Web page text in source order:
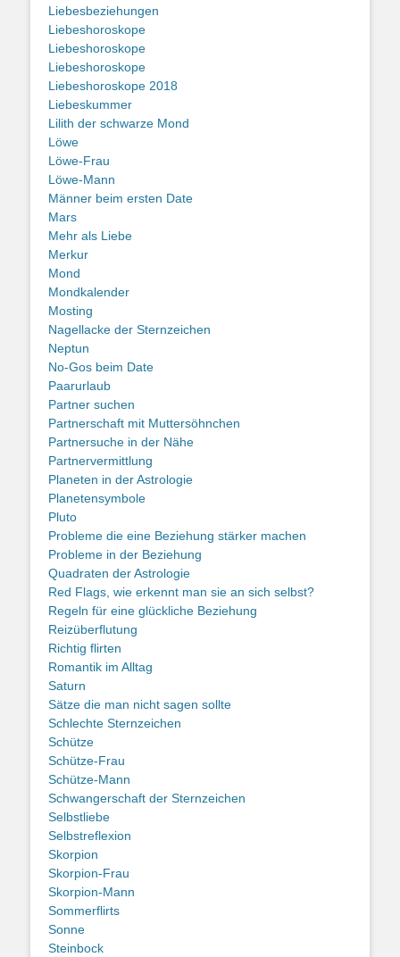
Liebesbeziehungen
Liebeshoroskope
Liebeshoroskope
Liebeshoroskope
Liebeshoroskope 2018
Liebeskummer
Lilith der schwarze Mond
Löwe
Löwe-Frau
Löwe-Mann
Männer beim ersten Date
Mars
Mehr als Liebe
Merkur
Mond
Mondkalender
Mosting
Nagellacke der Sternzeichen
Neptun
No-Gos beim Date
Paarurlaub
Partner suchen
Partnerschaft mit Muttersöhnchen
Partnersuche in der Nähe
Partnervermittlung
Planeten in der Astrologie
Planetensymbole
Pluto
Probleme die eine Beziehung stärker machen
Probleme in der Beziehung
Quadraten der Astrologie
Red Flags, wie erkennt man sie an sich selbst?
Regeln für eine glückliche Beziehung
Reizüberflutung
Richtig flirten
Romantik im Alltag
Saturn
Sätze die man nicht sagen sollte
Schlechte Sternzeichen
Schütze
Schütze-Frau
Schütze-Mann
Schwangerschaft der Sternzeichen
Selbstliebe
Selbstreflexion
Skorpion
Skorpion-Frau
Skorpion-Mann
Sommerflirts
Sonne
Steinbock